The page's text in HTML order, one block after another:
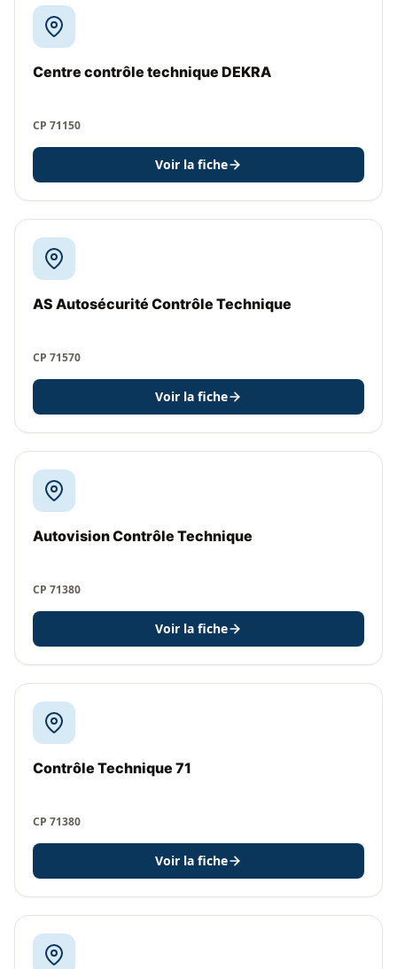
Centre contrôle technique DEKRA
CP 71150
Voir la fiche
AS Autosécurité Contrôle Technique
CP 71570
Voir la fiche
Autovision Contrôle Technique
CP 71380
Voir la fiche
Contrôle Technique 71
CP 71380
Voir la fiche